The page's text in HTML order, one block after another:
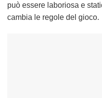
può essere laboriosa e
cambia le regole del gioco.